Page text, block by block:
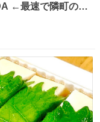
←最速で隣町の集